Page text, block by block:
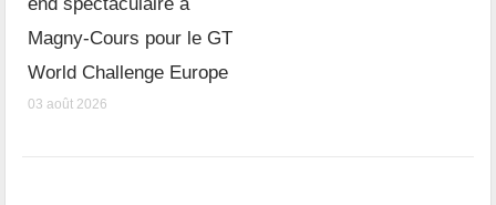
Magny-Cours pour le GT
World Challenge Europe
03 août 2026